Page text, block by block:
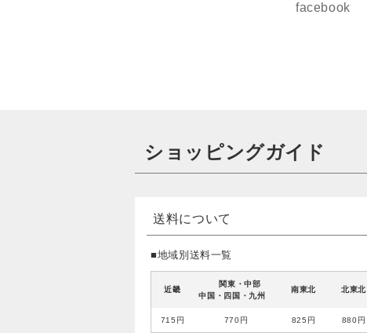
facebook
ショッピングガイド
送料について
■地域別送料一覧
近畿
関東・中部
中国・四国・九州
南東北 北東北
715円 770円 825円 880円